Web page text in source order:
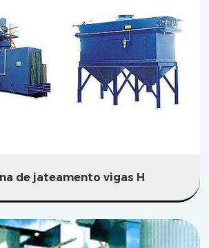
de jateamento vigas H